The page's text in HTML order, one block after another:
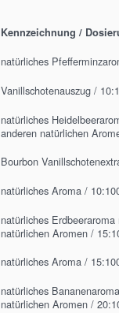
Kennzeichnung /
natürliches
Vanillschotenauszug /
natürliches
anderen natürlichen
Bourbon
natürliches Aroma /
natürliches
natürlichen Aromen /
natürliches Aroma /
natürliches
natürlichen Aromen /